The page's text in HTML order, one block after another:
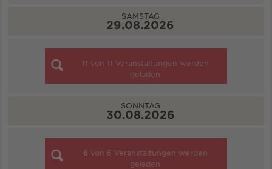
SAMSTAG
29.08.2026
11 von 11 Veranstaltungen werden
geladen
SONNTAG
30.08.2026
6 von 6 Veranstaltungen werden
geladen